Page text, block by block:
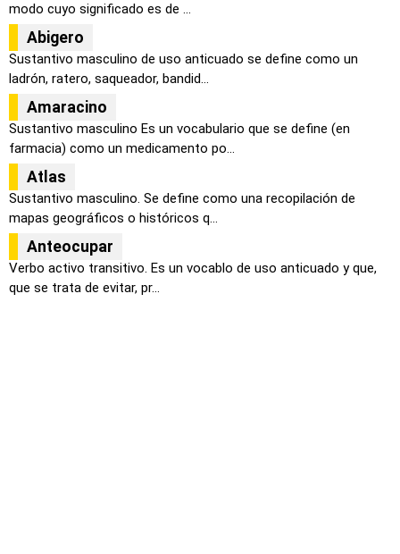
modo cuyo significado es de ...
Abigero
Sustantivo masculino de uso anticuado se define como un
ladrón, ratero, saqueador, bandid...
Amaracino
Sustantivo masculino Es un vocabulario que se define (en
farmacia) como un medicamento po...
Atlas
Sustantivo masculino. Se define como una recopilación de
mapas geográficos o históricos q...
Anteocupar
Verbo activo transitivo. Es un vocablo de uso anticuado y que,
que se trata de evitar, pr...